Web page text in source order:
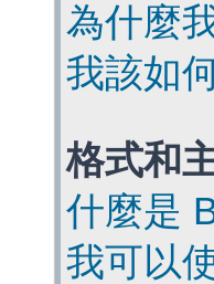
為什麼
我該如
格式和
什麼是
我可以